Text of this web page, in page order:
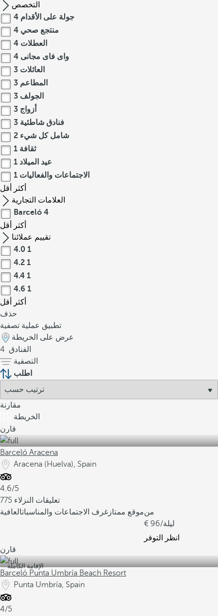
التخصص
جولة على الأقدام 4
منتجع صحي 4
العطلات 4
واى فاى مجانى 4
العائلات 3
المطاعم 3
الجولف 3
أزواج 3
فنادق شاطئية 3
شامل كل شيء 2
ثقافة 1
عيد الميلاد 1
الاجتماعات والفعاليات 1
أكثر
أقل
العلامات التجارية
Barceló 4
أكثر
أقل
تقييم عملائنا
4.0 1
4.2 1
4.4 1
4.6 1
أكثر
أقل
حذف
تطبيق عملية تصفية
عرض على الخريطة
4 الفنادق
التصفية
اطلب
مقارنة
الخريطة
قارن
Barceló Aracena
Aracena (Huelva), Spain
4.6/5
775 تعليقات النزلاء
موقع ممتاز غرف الاجتماعات والمناسباتالعافية
من
96 /ليلة
انظر التوفر
قارن
الإقامة الكاملة
Barceló Punta Umbría Beach Resort
Punta Umbría, Spain
4/5